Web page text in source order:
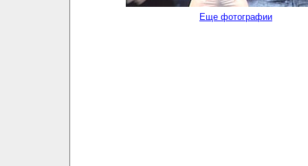
Еще фотографии